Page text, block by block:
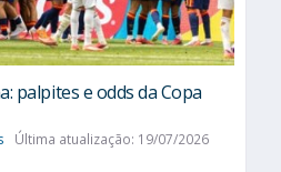
palpites e odds da Copa
Última atualização: 19/07/2026